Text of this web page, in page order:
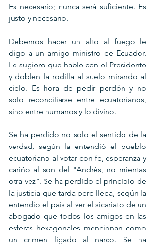
Es necesario; nunca será suficiente. Es
justo y necesario.
Debemos hacer un alto al fuego le
digo a un amigo ministro de Ecuador.
Le sugiero que hable con el Presidente
y doblen la rodilla al suelo mirando al
cielo. Es hora de pedir perdón y no
solo reconciliarse entre ecuatorianos,
sino entre humanos y lo divino.
Se ha perdido no solo el sentido de la
verdad, según la entendió el pueblo
ecuatoriano al votar con fe, esperanza y
cariño al son del "Andrés, no mientas
otra vez". Se ha perdido el principio de
la justicia que tarda pero llega, según la
entendío el país al ver el sicariato de un
abogado que todos los amigos en las
esferas hexagonales mencionan como
un crimen ligado al narco. Se ha